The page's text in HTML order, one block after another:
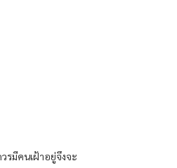
รมีคนเฝ้าอยู่จึงจะ